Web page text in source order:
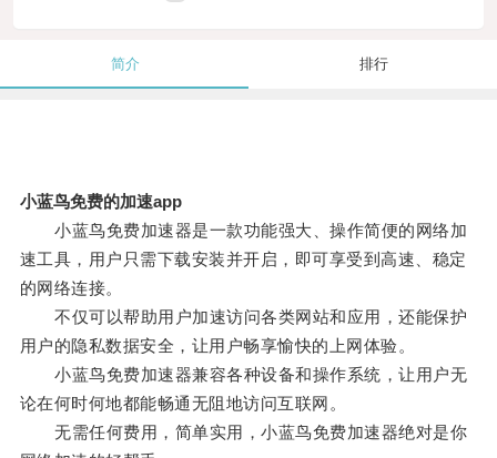
简介 排行
小蓝鸟免费的加速app
小蓝鸟免费加速器是一款功能强大、操作简便的网络加
速工具，用户只需下载安装并开启，即可享受到高速、稳定
的网络连接。
不仅可以帮助用户加速访问各类网站和应用，还能保护
用户的隐私数据安全，让用户畅享愉快的上网体验。
小蓝鸟免费加速器兼容各种设备和操作系统，让用户无
论在何时何地都能畅通无阻地访问互联网。
无需任何费用，简单实用，小蓝鸟免费加速器绝对是你